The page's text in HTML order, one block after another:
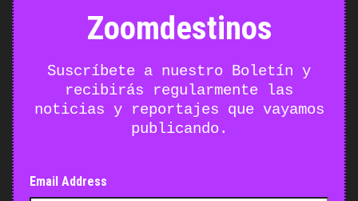
Zoomdestinos
Suscríbete a nuestro Boletín y
recibirás regularmente las
noticias y reportajes que vayamos
publicando.
Email Address